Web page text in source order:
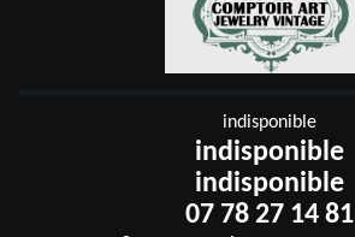
indisponible
indisponible
indisponible
07 78 27 14 81